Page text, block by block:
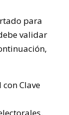
para
validar
con Clave